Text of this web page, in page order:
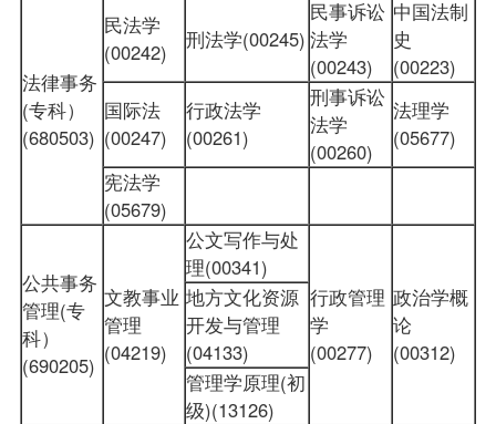
法律事务
(专科）
(680503)
民法学
(00242)
刑法学(00245)
民事诉讼
法学
(00243)
中国法制
史
(00223)
国际法
(00247)
行政法学
(00261)
刑事诉讼
法学
(00260)
法理学
(05677)
宪法学
(05679)
公共事务
管理(专
科）
(690205)
文教事业
管理
(04219)
公文写作与处
理(00341)
行政管理
学
(00277)
政治学概
论
(00312)
地方文化资源
开发与管理
(04133)
管理学原理(初
级)(13126)